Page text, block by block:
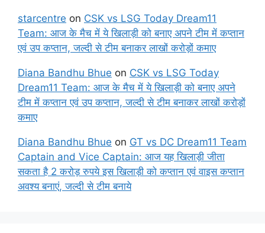
starcentre on CSK vs LSG Today Dream11
Team: आज के मैच में ये खिलाड़ी को बनाए अपने टीम में कप्तान
एवं उप कप्तान, जल्दी से टीम बनाकर लाखों करोड़ों कमाए
Diana Bandhu Bhue on CSK vs LSG Today
Dream11 Team: आज के मैच में ये खिलाड़ी को बनाए अपने
टीम में कप्तान एवं उप कप्तान, जल्दी से टीम बनाकर लाखों करोड़ों
कमाए
Diana Bandhu Bhue on GT vs DC Dream11 Team
Captain and Vice Captain: आज यह खिलाड़ी जीता
सकता है 2 करोड़ रुपये इस खिलाड़ी को कप्तान एवं वाइस कप्तान
अवश्य बनाएं, जल्दी से टीम बनाये